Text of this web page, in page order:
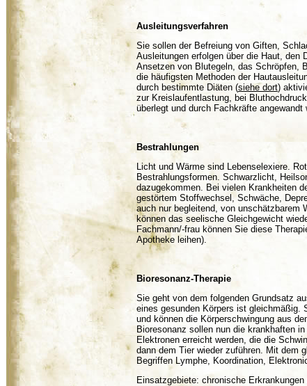
Ausleitungsverfahren
Sie sollen der Befreiung von Giften,
Ausleitungen erfolgen über die Haut, den
Ansetzen von Blutegeln, das Schröpfen,
die häufigsten Methoden der
durch bestimmte Diäten (siehe dort)
zur Kreislaufentlastung, bei
überlegt und durch Fachkräfte
Bestrahlungen
Licht und Wärme sind Lebenselexiere.
Bestrahlungsformen. Schwarzlicht,
dazugekommen. Bei vielen Krankheiten
gestörtem Stoffwechsel, Schwäche,
auch nur begleitend, von unschätzbarem
können das seelische Gleichgewicht
Fachmann/-frau können Sie diese
Apotheke leihen).
Bioresonanz-Therapie
Sie geht von dem folgenden Grundsatz
eines gesunden Körpers ist gleichmäßig.
und können die Körperschwingung aus
Bioresonanz sollen nun die krankhaften
Elektronen erreicht werden, die die
dann dem Tier wieder zuführen. Mit dem
Begriffen Lymphe, Koordination,
Einsatzgebiete: chronische